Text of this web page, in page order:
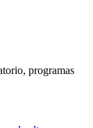
programas